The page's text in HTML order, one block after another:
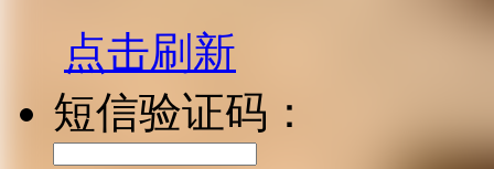
点击刷新
短信验证码：